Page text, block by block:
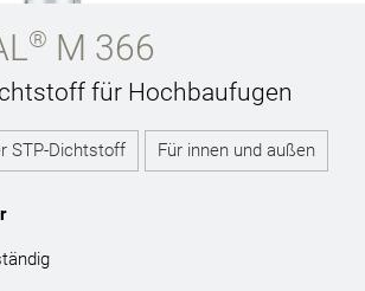
® M 366
für Hochbaufugen
STP-Dichtstoff Für innen und außen